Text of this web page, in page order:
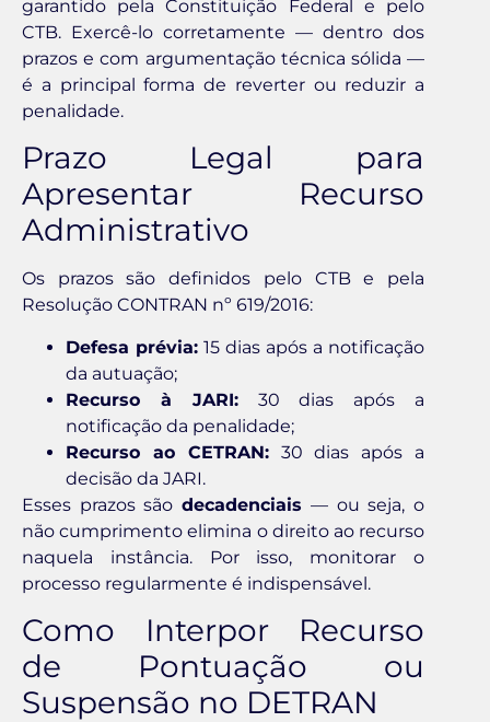
garantido pela Constituição Federal e pelo
CTB. Exercê-lo corretamente — dentro dos
prazos e com argumentação técnica sólida —
é a principal forma de reverter ou reduzir a
penalidade.
Prazo Legal para
Apresentar Recurso
Administrativo
Os prazos são definidos pelo CTB e pela
Resolução CONTRAN nº 619/2016:
Defesa prévia: 15 dias após a notificação
da autuação;
Recurso à JARI:30 dias após a
notificação da penalidade;
Recurso ao CETRAN:30 dias após a
decisão da JARI.
Esses prazos sãodecadenciais — ou seja, o
não cumprimento elimina o direito ao recurso
naquela instância. Por isso, monitorar o
processo regularmente é indispensável.
Como Interpor Recurso
de Pontuação ou
Suspensão no DETRAN